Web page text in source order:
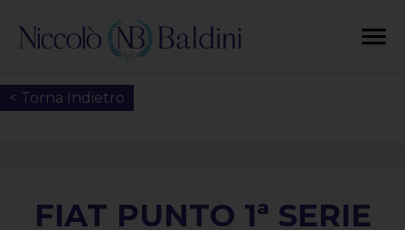
< Torna Indietro
FIAT PUNTO 1ª SERIE